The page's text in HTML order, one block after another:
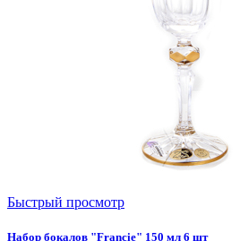
Быстрый просмотр
Набор бокалов "Francie" 150 мл 6 шт